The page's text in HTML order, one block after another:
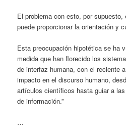
El problema con esto, por
puede proporcionar la orientación y
Esta preocupación hipotética se ha
medida que han florecido los
de interfaz humana, con el reciente
impacto en el discurso humano,
artículos científicos hasta guiar a
de información.”
…